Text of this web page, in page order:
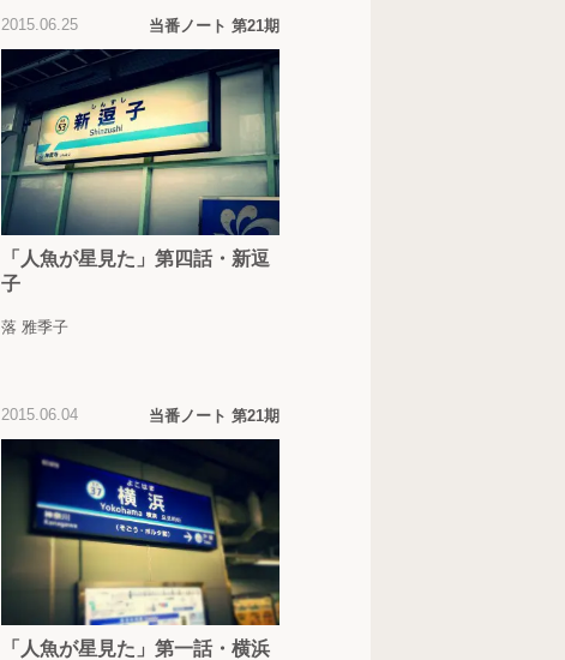
2015.06.25 当番ノート 第21期
「人魚が星見た」第四話・新逗
子
落 雅季子
2015.06.04 当番ノート 第21期
「人魚が星見た」第一話・横浜